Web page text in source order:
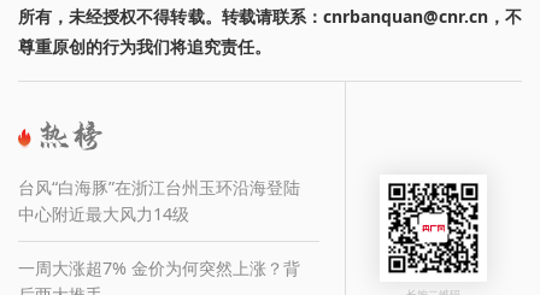
所有，未经授权不得转载。转载请联系：cnrbanquan@cnr.cn，不
尊重原创的行为我们将追究责任。
台风“白海豚”在浙江台州玉环沿海登陆
中心附近最大风力14级
一周大涨超7% 金价为何突然上涨？背